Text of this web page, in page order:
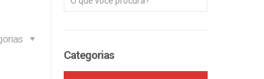
Categorias